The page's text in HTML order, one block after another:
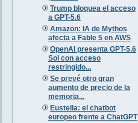
Trump bloquea el acceso
a GPT-5.6
Amazon: IA de Mythos
afecta a Fable 5 en AWS
OpenAI presenta GPT-5.6
Sol con acceso
restringido...
Se prevé otro gran
aumento de precio de la
memoria...
Eustella: el chatbot
europeo frente a ChatGPT